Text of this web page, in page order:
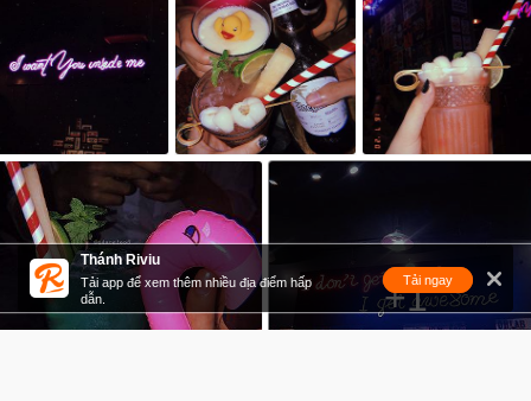
Thánh Riviu
Tải app để xem thêm nhiều địa điểm hấp
dẫn.
Tải ngay
+1